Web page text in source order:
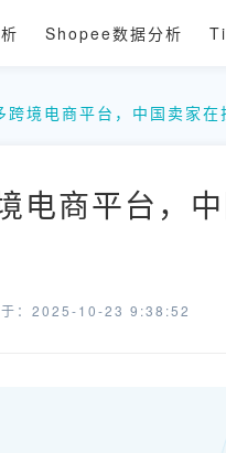
Shopee数据分析
跨境电商平台，中国卖家在
电商平台，
于：2025-10-23 9:38:52